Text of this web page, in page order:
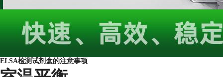
ELSA检测试剂盒的注意事项